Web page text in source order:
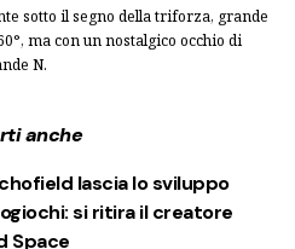
sotto il segno della triforza, grande
ma con un nostalgico occhio di
N.
anche
lascia lo sviluppo
si ritira il creatore
Space